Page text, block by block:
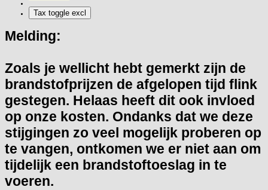
Melding:
Zoals je wellicht hebt gemerkt zijn de
brandstofprijzen de afgelopen tijd flink
gestegen. Helaas heeft dit ook invloed
op onze kosten. Ondanks dat we deze
stijgingen zo veel mogelijk proberen op
te vangen, ontkomen we er niet aan om
tijdelijk een brandstoftoeslag in te
voeren.